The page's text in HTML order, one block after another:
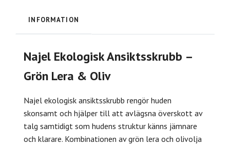
INFORMATION
Najel Ekologisk Ansiktsskrubb –
Grön Lera & Oliv
Najel ekologisk ansiktsskrubb rengör huden
skonsamt och hjälper till att avlägsna överskott av
talg samtidigt som hudens struktur känns jämnare
och klarare. Kombinationen av grön lera och olivolja